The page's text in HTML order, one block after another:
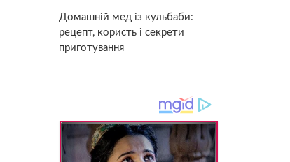
Домашній мед із кульбаби:
рецепт, користь і секрети
приготування